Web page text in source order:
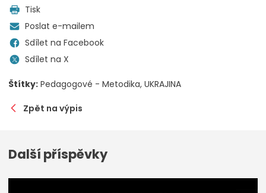
Tisk
Poslat e-mailem
Sdílet na Facebook
Sdílet na X
Štítky: Pedagogové - Metodika UKRAJINA
Zpět na výpis
Další příspěvky